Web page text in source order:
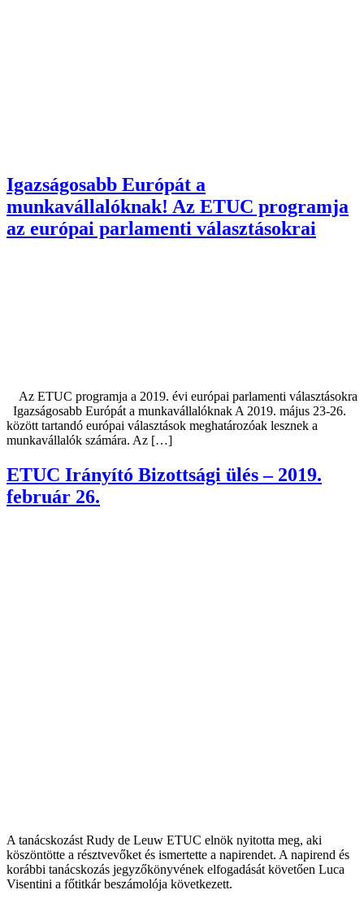
Igazságosabb Európát a
munkavállalóknak! Az ETUC programja
az európai parlamenti választásokrai
Az ETUC programja a 2019. évi európai parlamenti választásokra
Igazságosabb Európát a munkavállalóknak A 2019. május 23-26.
között tartandó európai választások meghatározóak lesznek a
munkavállalók számára. Az […]
ETUC Irányító Bizottsági ülés – 2019.
február 26.
A tanácskozást Rudy de Leuw ETUC elnök nyitotta meg, aki
köszöntötte a résztvevőket és ismertette a napirendet. A napirend és
korábbi tanácskozás jegyzőkönyvének elfogadását követően Luca
Visentini a főtitkár beszámolója következett.